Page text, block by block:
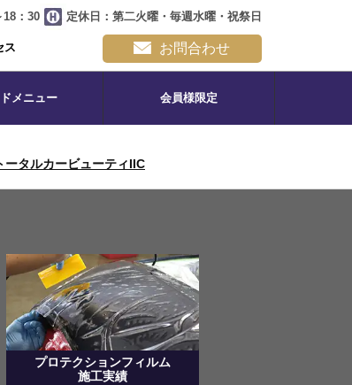
18：30 定休日：第二火曜・毎週水曜・祝祭日
ス お問合わせ
メニュー 会員様限定
ータルカービューティIIC
プロテクションフィルム
施工実績